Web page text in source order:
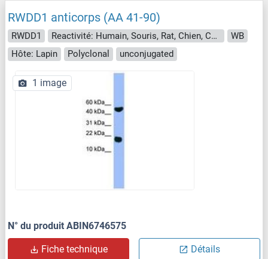
RWDD1 anticorps (AA 41-90)
RWDD1 Reactivité: Humain, Souris, Rat, Chien, Cheval, Lapin, Poisson zèbre (Danio rerio), Boeuf (Vache), Porc, Roussette (Chauve-souris), Singe
WB
Hôte: Lapin
Polyclonal unconjugated
1 image
N° du produit ABIN6746575
Fiche technique Détails